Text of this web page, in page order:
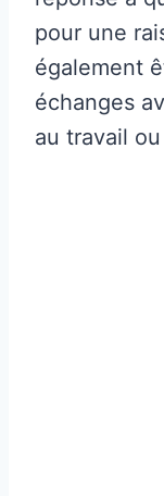
pour une
également
échanges
au travail